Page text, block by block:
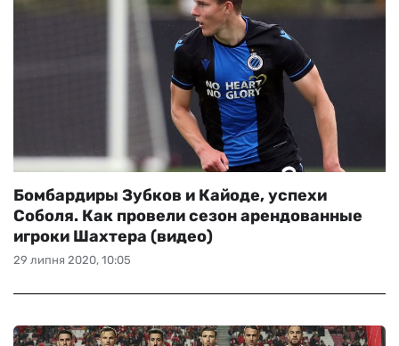
29 липня 2020, 10:05
Бомбардиры Зубков и Кайоде, успехи
Соболя. Как провели сезон арендованные
игроки Шахтера (видео)